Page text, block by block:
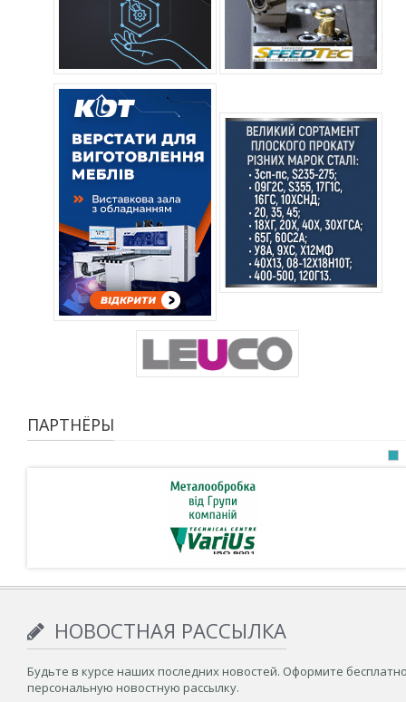
ПАРТНЁРЫ
НОВОСТНАЯ РАССЫЛКА
Будьте в курсе наших последних новостей. Оформите
персональную новостную рассылку.